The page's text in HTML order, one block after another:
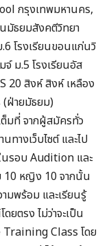
กรุงเทพมหานคร,
มัธยมสังคตีวิทยา
โรงเรียนขอนแก่นวิ
ม.5 โรงเรียนอัส
20 สิงห์ สิงห์ เหลือง
(ฝ่ายมัธยม)
มที่ จากผู้สมัครทั่ว
างเว็บไซต์ และไป
นรอบ Audition และ
10 หญิง 10 จากนั้น
มพร้อม และเรียนรู้
ยตรง ไม่ว่าจะเป็น
Training Class โดย